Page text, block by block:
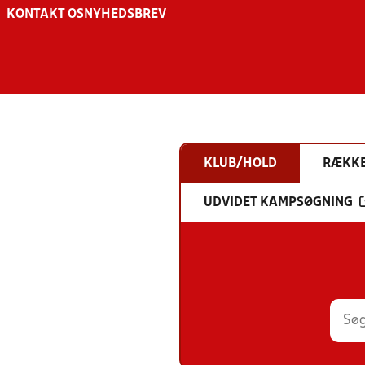
KONTAKT OS NYHEDSBREV
KLUB/HOLD
UDVIDET KAMPSØGNING